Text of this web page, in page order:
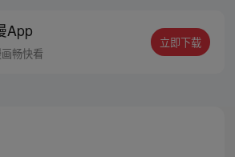
道远……
App
畅快看
立即下载